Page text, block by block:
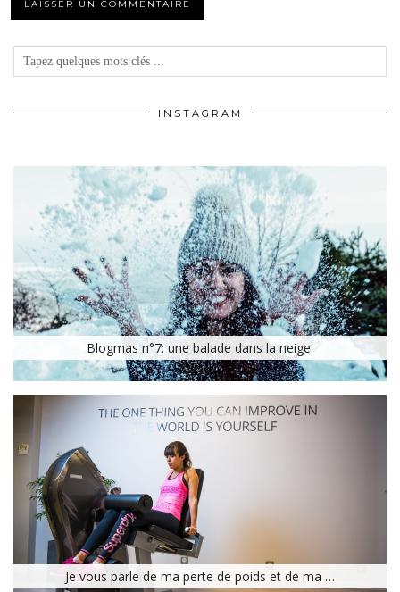
INSTAGRAM
Blogmas n°7: une balade dans la neige.
Je vous parle de ma perte de poids et de ma …